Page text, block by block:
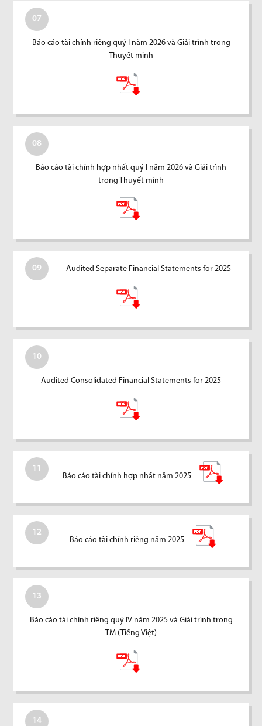
07
Báo cáo tài chính riêng quý I năm 2026 và Giải trình trong
Thuyết minh
08
Báo cáo tài chính hợp nhất quý I năm 2026 và Giải trình
trong Thuyết minh
09 Audited Separate Financial Statements for 2025
10
Audited Consolidated Financial Statements for 2025
11
Báo cáo tài chính hợp nhất năm 2025
12
Báo cáo tài chính riêng năm 2025
13
Báo cáo tài chính riêng quý IV năm 2025 và Giải trình trong
TM (Tiếng Việt)
14